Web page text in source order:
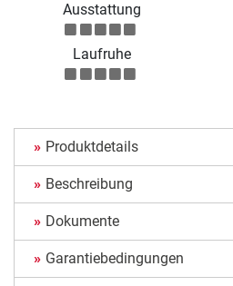
Ausstattung
Laufruhe
Produktdetails
Beschreibung
Dokumente
Garantiebedingungen